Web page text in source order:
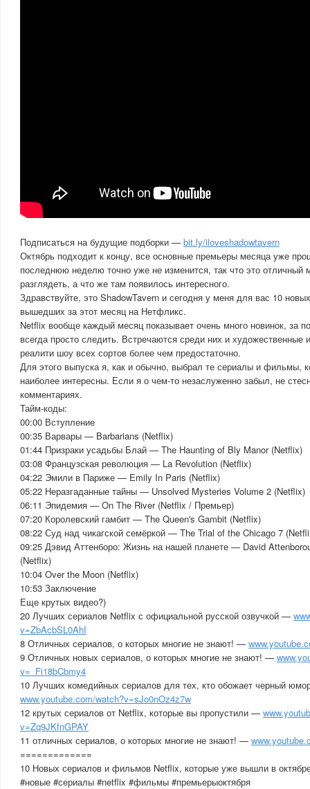
Подписаться на будущие подборки — bit.ly/iloveshadowtavern
Октябрь подходит к концу, все основные премьеры месяца уже
последнюю неделю точно уже не изменится, так что это отличный
разглядеть, а что же там появилось интересного.
Здравствуйте, это ShadowTavern и сегодня у меня для вас 10
вышедших за этот месяц на Нетфликс.
Netflix вообще каждый месяц показывает очень много новинок, за
всегда просто следить. Встречаются среди них и художественные
реалити шоу всех сортов более чем предостаточно.
Для этого выпуска я, как и обычно, выбрал те сериалы и фильмы,
наиболее интересны. Если я о чем-то незаслуженно забыл, не
комментариях.
Тайм-коды:
00:00 Вступление
00:35 Варвары — Barbarians (Netflix)
01:44 Призраки усадьбы Блай — The Haunting of Bly Manor (Netflix)
03:08 Французская революция — La Revolution (Netflix)
04:22 Эмили в Париже — Emily In Paris (Netflix)
05:22 Неразгаданные тайны — Unsolved Mysteries Volume 2 (Netflix)
06:11 Эпидемия — On The River (Netflix / Премьер)
07:20 Королевский гамбит — The Queen's Gambit (Netflix)
08:22 Суд над чикагской семёркой — The Trial of the Chicago 7
09:25 Дэвид Аттенборо: Жизнь на нашей планете — David
(Netflix)
10:04 Over the Moon (Netflix)
10:53 Заключение
Еще крутых видео?)
20 Лучших сериалов Netflix с официальной русской озвучкой —
v=ZbAcbSL0AhI
8 Отличных сериалов, о которых многие не знают! —
9 Отличных новых сериалов, о которых многие не знают! —
v=_Fi18bCbmy4
10 Лучших комедийных сериалов для тех, кто обожает черный
www.youtube.com/watch?v=sJo0nOz4z7w
12 крутых сериалов от Netflix, которые вы пропустили —
v=Zq9JKfnGPAY
11 отличных сериалов, о которых многие не знают! —
=============
10 Новых сериалов и фильмов Netflix, которые уже вышли в
#новые #сериалы #netflix #фильмы #премьерыоктября